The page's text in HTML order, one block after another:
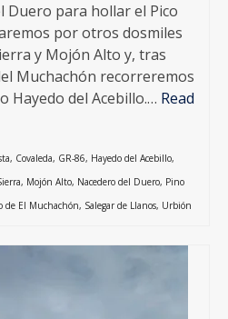
Duero para hollar el Pico
por otros dosmiles
y Mojón Alto y, tras
Muchachón recorreremos
Hayedo del Acebillo.… Read
, Covaleda, GR-86, Hayedo del Acebillo,
, Mojón Alto, Nacedero del Duero, Pino
de El Muchachón, Salegar de Llanos, Urbión